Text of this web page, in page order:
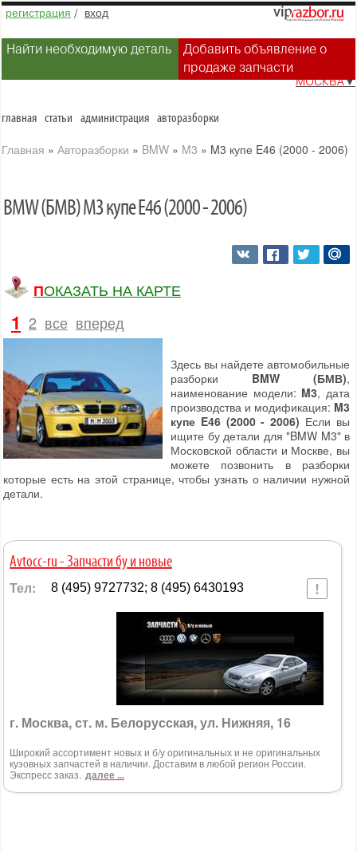
регистрация / вход
Найти необходимую деталь
Добавить объявление о
продаже запчасти
МОСКВА▼
главная статьи администрация авторазборки
Главная » Авторазборки » BMW » M3 » M3 купе E46 (2000 - 2006)
BMW (БМВ) M3 купе E46 (2000 - 2006)
ПОКАЗАТЬ НА КАРТЕ
1 2 все вперед
Здесь вы найдете автомобильные
разборки BMW (БМВ),
наименование модели: M3, дата
производства и модификация: M3
купе E46 (2000 - 2006) Если вы
ищите бу детали для "BMW M3" в
Московской области и Москве, вы
можете позвонить в разборки
которые есть на этой странице, чтобы узнать о наличии нужной
детали.
Avtocc-ru - Запчасти бу и новые
Тел: 8 (495) 9727732; 8 (495) 6430193
г. Москва, ст. м. Белорусская, ул. Нижняя, 16
Широкий ассортимент новых и б/у оригинальных и не оригинальных
кузовных запчастей в наличии. Доставим в любой регион России.
Экспресс заказ. далее ...